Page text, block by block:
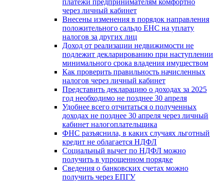
через личный кабинет
Внесены изменения в порядок направления
положительного сальдо ЕНС на уплату
налогов за других лиц
Доход от реализации недвижимости не
подлежит декларированию при наступлении
минимального срока владения имуществом
Как проверить правильность начисленных
налогов через личный кабинет
Представить декларацию о доходах за 2025
год необходимо не позднее 30 апреля
Удобнее всего отчитаться о полученных
доходах не позднее 30 апреля через личный
кабинет налогоплательщика
ФНС разъяснила, в каких случаях льготный
кредит не облагается НДФЛ
Социальный вычет по НДФЛ можно
получить в упрощенном порядке
Сведения о банковских счетах можно
получить через ЕПГУ